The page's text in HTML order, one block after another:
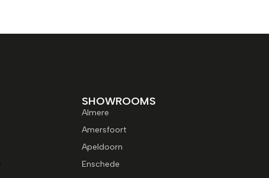
SHOWROOMS
Almere
Amersfoort
Apeldoorn
Enschede